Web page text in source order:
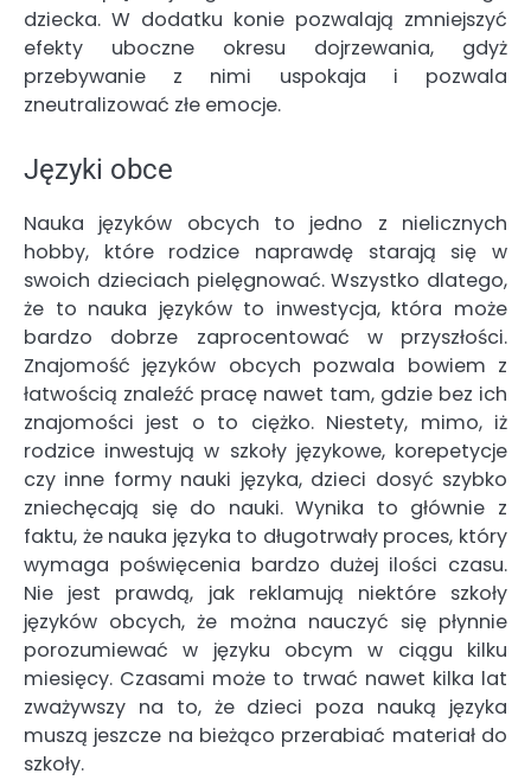
dziecka. W dodatku konie pozwalają zmniejszyć
efekty uboczne okresu dojrzewania, gdyż
przebywanie z nimi uspokaja i pozwala
zneutralizować złe emocje.
Języki obce
Nauka języków obcych to jedno z nielicznych
hobby, które rodzice naprawdę starają się w
swoich dzieciach pielęgnować. Wszystko dlatego,
że to nauka języków to inwestycja, która może
bardzo dobrze zaprocentować w przyszłości.
Znajomość języków obcych pozwala bowiem z
łatwością znaleźć pracę nawet tam, gdzie bez ich
znajomości jest o to ciężko. Niestety, mimo, iż
rodzice inwestują w szkoły językowe, korepetycje
czy inne formy nauki języka, dzieci dosyć szybko
zniechęcają się do nauki. Wynika to głównie z
faktu, że nauka języka to długotrwały proces, który
wymaga poświęcenia bardzo dużej ilości czasu.
Nie jest prawdą, jak reklamują niektóre szkoły
języków obcych, że można nauczyć się płynnie
porozumiewać w języku obcym w ciągu kilku
miesięcy. Czasami może to trwać nawet kilka lat
zważywszy na to, że dzieci poza nauką języka
muszą jeszcze na bieżąco przerabiać materiał do
szkoły.